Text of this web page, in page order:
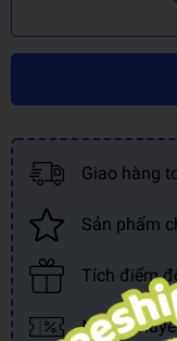
Giao hàng
Sản phẩm
Tích điểm
Nhiều